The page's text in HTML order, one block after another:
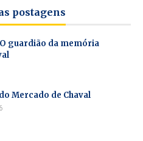
postagens
guardião da memória
Mercado de Chaval